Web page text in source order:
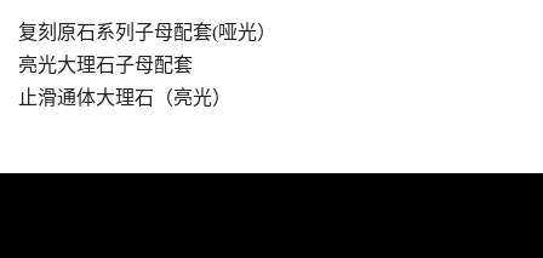
复刻原石系列子母配套(哑光）
亮光大理石子母配套
止滑通体大理石（亮光）